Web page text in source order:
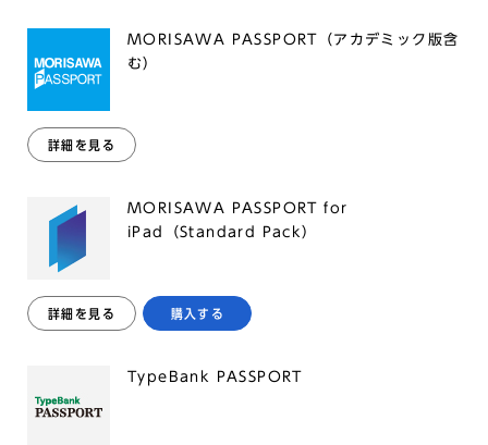
MORISAWA PASSPORT（アカデミック版含
む）
詳細を見る
MORISAWA PASSPORT for
iPad（Standard Pack）
詳細を見る 購入する
TypeBank PASSPORT